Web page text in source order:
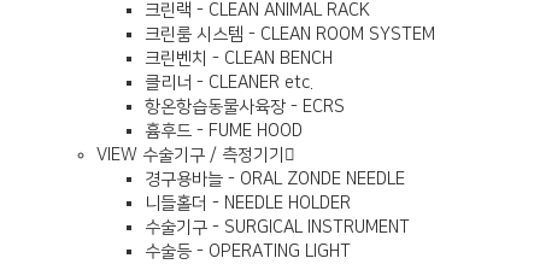
크린랙 - CLEAN ANIMAL RACK
크린룸 시스템 - CLEAN ROOM SYSTEM
크린벤치 - CLEAN BENCH
클리너 - CLEANER etc.
항온항습동물사육장 - ECRS
흄후드 - FUME HOOD
VIEW 수술기구 / 측정기기
경구용바늘 - ORAL ZONDE NEEDLE
니들홀더 - NEEDLE HOLDER
수술기구 - SURGICAL INSTRUMENT
수술등 - OPERATING LIGHT